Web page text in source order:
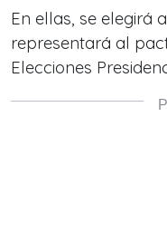
En ellas, se elegirá
representará al
Elecciones